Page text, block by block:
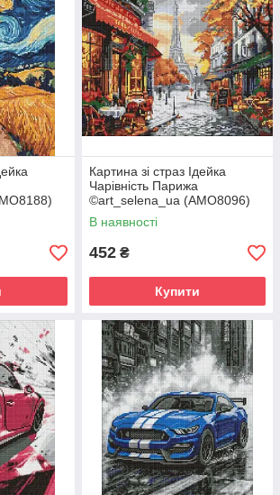
Картина зі страз Ідейка
Чарівність Парижа
©art_selena_ua (AMO8096)
40 х 50 см (На підрамнику)
В наявності
452 ₴
Купити